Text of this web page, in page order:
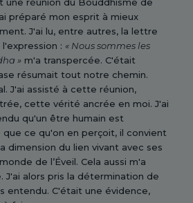
préparé mon esprit à mieux
J'ai lu, entre autres, la lettre
: « Nous sommes les
» m'a transpercée. C'était
résumait tout notre chemin.
J'ai assisté à cette réunion,
cette vérité ancrée en moi. J'ai
qu'un être humain est
ce qu'on en perçoit, il convient
dimension du lien vivant avec ses
de l’Éveil. Cela aussi m'a
J'ai alors pris la détermination de
entendu. C'était une évidence,